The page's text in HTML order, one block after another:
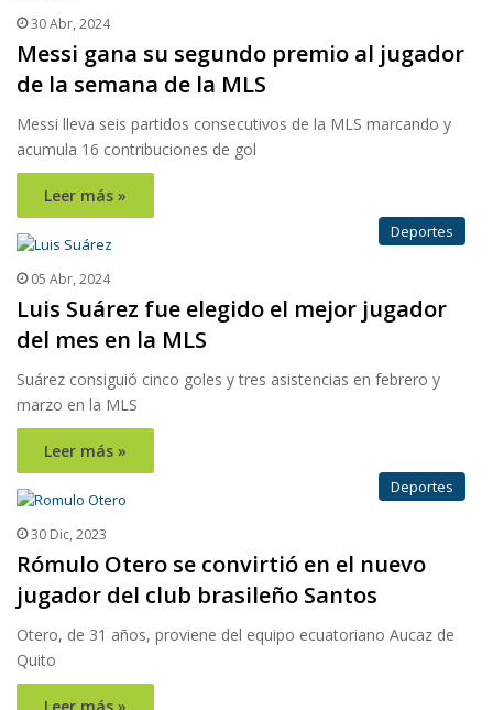
30 Abr, 2024
Messi gana su segundo premio al jugador
de la semana de la MLS
Messi lleva seis partidos consecutivos de la MLS marcando y
acumula 16 contribuciones de gol
Leer más »
Deportes
05 Abr, 2024
Luis Suárez fue elegido el mejor jugador
del mes en la MLS
Suárez consiguió cinco goles y tres asistencias en febrero y
marzo en la MLS
Leer más »
Deportes
30 Dic, 2023
Rómulo Otero se convirtió en el nuevo
jugador del club brasileño Santos
Otero, de 31 años, proviene del equipo ecuatoriano Aucaz de
Quito